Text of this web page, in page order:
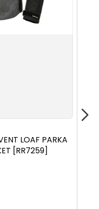
LOAF PARKA
[RR7259]